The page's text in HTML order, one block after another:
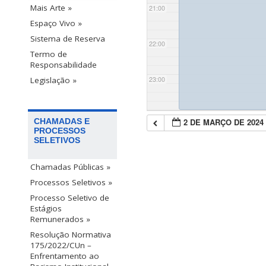
Mais Arte »
Espaço Vivo »
Sistema de Reserva
Termo de
Responsabilidade
Legislação »
CHAMADAS E
PROCESSOS
SELETIVOS
Chamadas Públicas »
Processos Seletivos »
Processo Seletivo de
Estágios
Remunerados »
Resolução Normativa
175/2022/CUn –
Enfrentamento ao
21:00
22:00
23:00
2 DE MARÇO DE 2024